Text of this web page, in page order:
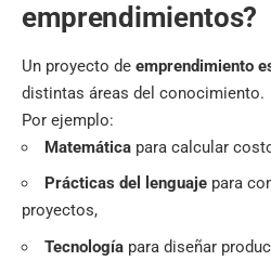
emprendimientos?
Un proyecto de emprendimiento
distintas áreas del conocimiento.
Por ejemplo:
Matemática para calcular
Prácticas del lenguaje para
proyectos,
Tecnología para diseñar